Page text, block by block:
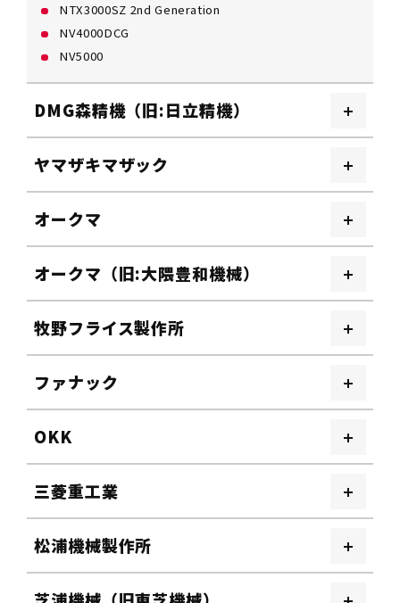
NTX3000SZ 2nd Generation
NV4000DCG
NV5000
DMG森精機（旧:日立精機）
ヤマザキマザック
オークマ
オークマ（旧:大隈豊和機械）
牧野フライス製作所
ファナック
OKK
三菱重工業
松浦機械製作所